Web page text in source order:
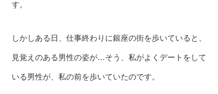
す。
しかしある日、仕事終わりに銀座の街を歩いていると、
見覚えのある男性の姿が…そう、私がよくデートをして
いる男性が、私の前を歩いていたのです。